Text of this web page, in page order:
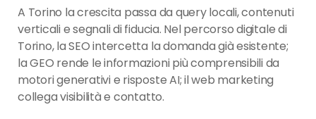
A Torino la crescita passa da query locali, contenuti
verticali e segnali di fiducia. Nel percorso digitale di
Torino, la SEO intercetta la domanda già esistente;
la GEO rende le informazioni più comprensibili da
motori generativi e risposte AI; il web marketing
collega visibilità e contatto.